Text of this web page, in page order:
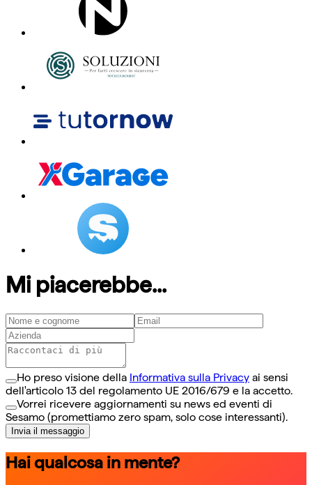
Mi piacerebbe...
Ho preso visione della Informativa sulla Privacy ai sensi
dell'articolo 13 del regolamento UE 2016/679 e la accetto.
Vorrei ricevere aggiornamenti su news ed eventi di
Sesamo (promettiamo zero spam, solo cose interessanti).
Invia il messaggio
Hai qualcosa in mente?